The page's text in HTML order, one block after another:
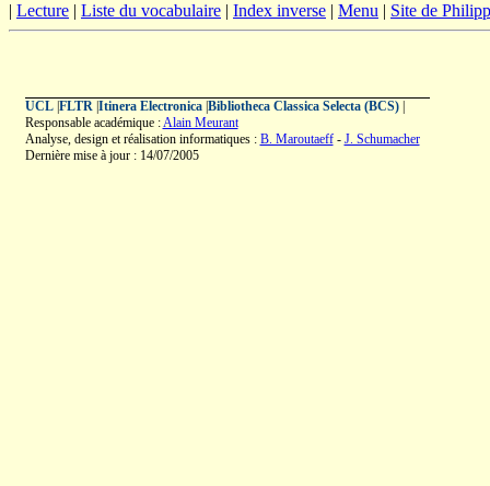
| Lecture | Liste du vocabulaire | Index inverse | Menu | Site de
UCL| FLTR| Itinera Electronica| Bibliotheca Classica Selecta (BCS)|
Responsable académique :Alain Meurant
Analyse, design et réalisation informatiques : B. Maroutaeff- J. Schumacher
Dernière mise à jour : 14/07/2005